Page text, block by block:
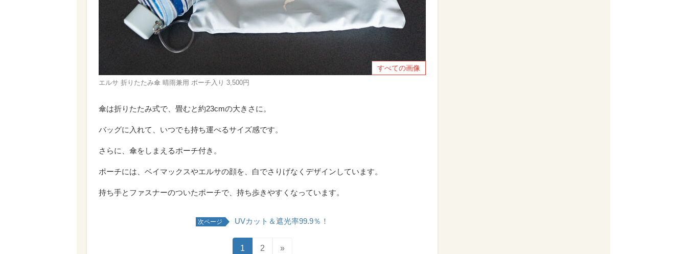
すべての画像
エルサ 折りたたみ傘 晴雨兼用 ポーチ入り 3,500円
傘は折りたたみ式で、畳むと約23cmの大きさに。
バッグに入れて、いつでも持ち運べるサイズ感です。
さらに、傘をしまえるポーチ付き。
ポーチには、ベイマックスやエルサの顔を、白でさりげなくデザインしています。
持ち手とファスナーのついたポーチで、持ち歩きやすくなっています。
次ページ UVカット＆遮光率99.9％！
1 2 »